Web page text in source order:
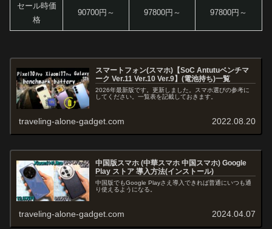
セール時価
格
90700円～ 97800円～ 97800円～
スマートフォン(スマホ)【SoC Antutuベンチマ
ーク Ver.11 Ver.10 Ver.9】(電池持ち)一覧
2026年最新版です。更新しました。スマホ選びの参考に
してください。一覧表を記載しておきます。
traveling-alone-gadget.com 2022.08.20
中国版スマホ (中華スマホ 中国スマホ) Google
Play ストア 導入方法(インストール)
中国版でもGoogle Playさえ導入できれば普通にいつも通
り使えるようになる。
traveling-alone-gadget.com 2024.04.07